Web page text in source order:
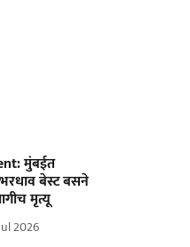
मुंबईत
बेस्ट बसने
मृत्यू
2026